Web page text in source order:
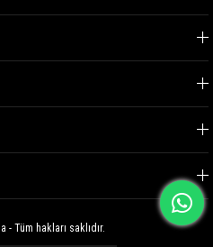
- Tüm hakları saklıdır.